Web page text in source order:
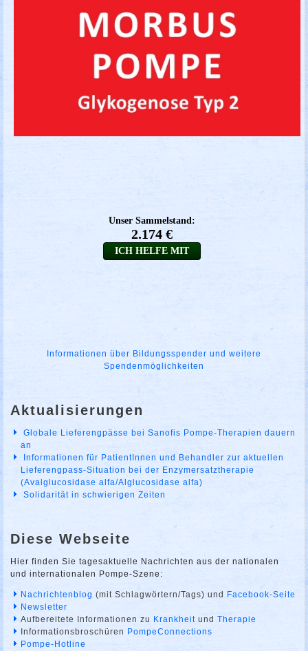
Informationen über Bildungsspender und weitere
Spendenmöglichkeiten
Aktualisierungen
Globale Lieferengpässe bei Sanofis Pompe-Therapien dauern
an
Informationen für PatientInnen und Behandler zur aktuellen
Lieferengpass-Situation bei der Enzymersatztherapie
(Avalglucosidase alfa/Alglucosidase alfa)
Solidarität in schwierigen Zeiten
Diese Webseite
Hier finden Sie tagesaktuelle Nachrichten aus der nationalen
und internationalen Pompe-Szene:
Nachrichtenblog (mit Schlagwörtern/Tags) und
Facebook-Seite
Newsletter
Aufbereitete Informationen zu Krankheit undTherapie
Informationsbroschüren PompeConnections
Pompe-Hotline